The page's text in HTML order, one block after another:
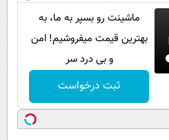
ماشینت رو بسپر به ما، به
بهترین قیمت میفروشیم! امن
و بی درد سر
ثبت درخواست